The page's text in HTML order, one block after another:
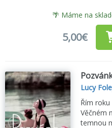
🌴 Máme na
5,00€
Lucy
Řím
Věčném
temnou